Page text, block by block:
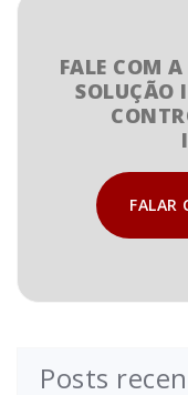
FALE COM
SOLUÇÃO
FALAR
Posts